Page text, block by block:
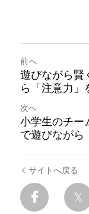
前へ
遊びながら賢
ら「注意力」
次へ
小学生のチー
で遊びながら
サイトへ戻る